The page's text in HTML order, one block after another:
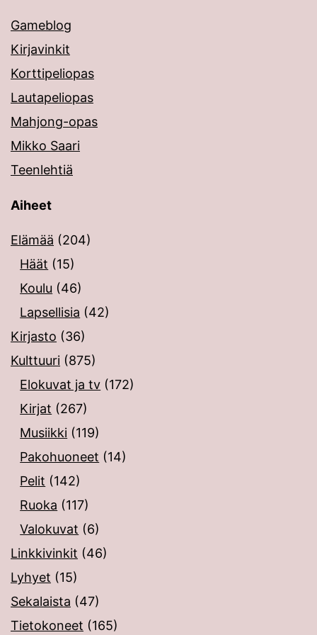
Gameblog
Kirjavinkit
Korttipeliopas
Lautapeliopas
Mahjong-opas
Mikko Saari
Teenlehtiä
Aiheet
Elämää (204)
Häät (15)
Koulu (46)
Lapsellisia (42)
Kirjasto (36)
Kulttuuri (875)
Elokuvat ja tv (172)
Kirjat (267)
Musiikki (119)
Pakohuoneet (14)
Pelit (142)
Ruoka (117)
Valokuvat (6)
Linkkivinkit (46)
Lyhyet (15)
Sekalaista (47)
Tietokoneet (165)